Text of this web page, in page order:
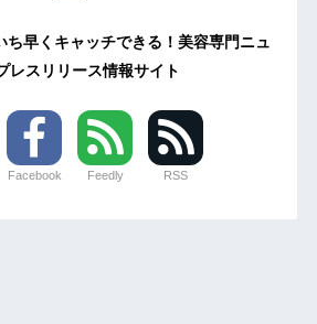
ち早くキャッチできる！美容専門ニュ
レスリリース情報サイト
Facebook Feedly RSS